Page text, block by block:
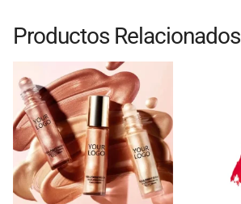
Productos Relacionados